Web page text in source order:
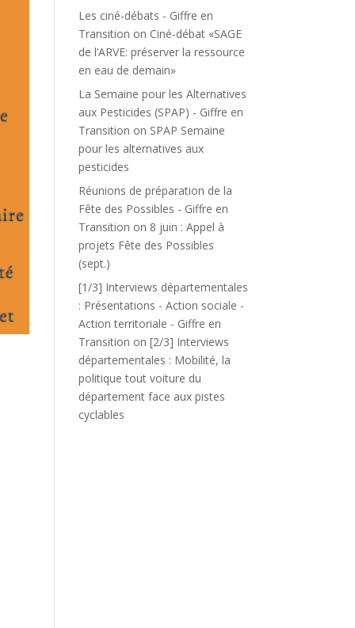
Les ciné-débats - Giffre en
Transition on Ciné-débat «SAGE
de l’ARVE: préserver la ressource
en eau de demain»
La Semaine pour les Alternatives
aux Pesticides (SPAP) - Giffre en
Transition on SPAP Semaine
pour les alternatives aux
pesticides
Réunions de préparation de la
Fête des Possibles - Giffre en
Transition on 8 juin : Appel à
projets Fête des Possibles
(sept.)
[1/3] Interviews départementales
: Présentations - Action sociale -
Action territoriale - Giffre en
Transition on [2/3] Interviews
départementales : Mobilité, la
politique tout voiture du
département face aux pistes
cyclables